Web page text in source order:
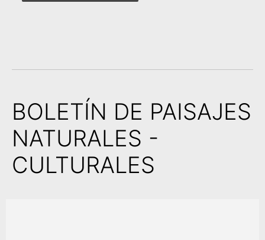
BOLETÍN DE PAISAJES
NATURALES -
CULTURALES